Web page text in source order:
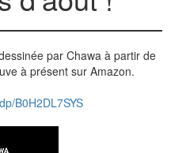
par Chawa à partir de
à présent sur Amazon.
B0H2DL7SYS